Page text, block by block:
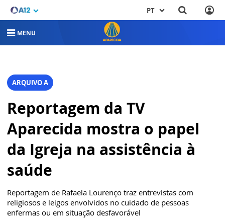
PT
MENU
ARQUIVO A
Reportagem da TV
Aparecida mostra o papel
da Igreja na assistência à
saúde
Reportagem de Rafaela Lourenço traz entrevistas com
religiosos e leigos envolvidos no cuidado de pessoas
enfermas ou em situação desfavorável